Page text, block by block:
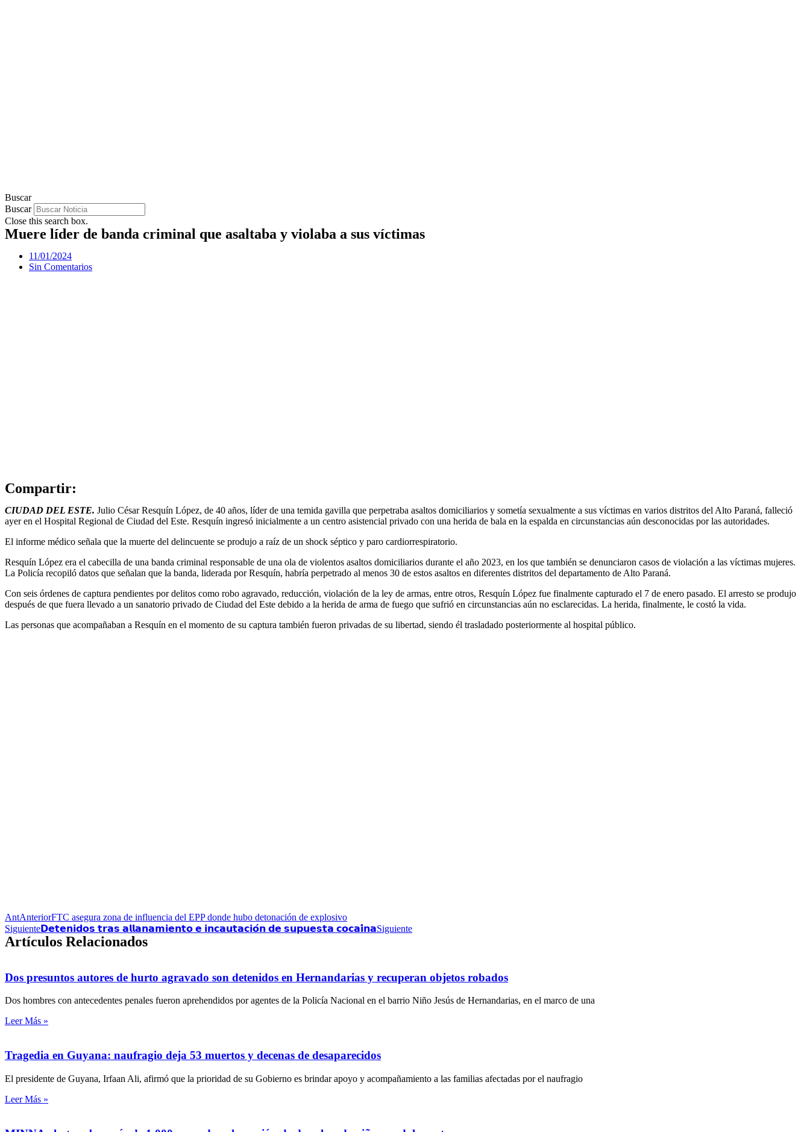
Buscar
Buscar
Close this search box.
Muere líder de banda criminal que asaltaba y violaba a sus víctimas
11/01/2024
Sin Comentarios
Compartir:
CIUDAD DEL ESTE. Julio César Resquín López, de 40 años, líder de una temida gavilla que perpetraba asaltos domiciliarios y sometía sexualmente a sus víctimas en varios distritos del Alto Paraná, falleció
ayer en el Hospital Regional de Ciudad del Este. Resquín ingresó inicialmente a un centro asistencial privado con una herida de bala en la espalda en circunstancias aún desconocidas por las autoridades.
El informe médico señala que la muerte del delincuente se produjo a raíz de un shock séptico y paro cardiorrespiratorio.
Resquín López era el cabecilla de una banda criminal responsable de una ola de violentos asaltos domiciliarios durante el año 2023, en los que también se denunciaron casos de violación a las víctimas mujeres.
La Policía recopiló datos que señalan que la banda, liderada por Resquín, habría perpetrado al menos 30 de estos asaltos en diferentes distritos del departamento de Alto Paraná.
Con seis órdenes de captura pendientes por delitos como robo agravado, reducción, violación de la ley de armas, entre otros, Resquín López fue finalmente capturado el 7 de enero pasado. El arresto se produjo
después de que fuera llevado a un sanatorio privado de Ciudad del Este debido a la herida de arma de fuego que sufrió en circunstancias aún no esclarecidas. La herida, finalmente, le costó la vida.
Las personas que acompañaban a Resquín en el momento de su captura también fueron privadas de su libertad, siendo él trasladado posteriormente al hospital público.
AntAnteriorFTC asegura zona de influencia del EPP donde hubo detonación de explosivo
Siguiente 𝗗𝗲𝘁𝗲𝗻𝗶𝗱𝗼𝘀 𝘁𝗿𝗮𝘀 𝗮𝗹𝗹𝗮𝗻𝗮𝗺𝗶𝗲𝗻𝘁𝗼 𝗲 𝗶𝗻𝗰𝗮𝘂𝘁𝗮𝗰𝗶𝗼́𝗻 𝗱𝗲 𝘀𝘂𝗽𝘂𝗲𝘀𝘁𝗮 𝗰𝗼𝗰𝗮𝗶́𝗻𝗮Siguiente
Artículos Relacionados
Dos presuntos autores de hurto agravado son detenidos en Hernandarias y recuperan objetos robados
Dos hombres con antecedentes penales fueron aprehendidos por agentes de la Policía Nacional en el barrio Niño Jesús de Hernandarias, en el marco de una
Leer Más »
Tragedia en Guyana: naufragio deja 53 muertos y decenas de desaparecidos
El presidente de Guyana, Irfaan Ali, afirmó que la prioridad de su Gobierno es brindar apoyo y acompañamiento a las familias afectadas por el naufragio
Leer Más »